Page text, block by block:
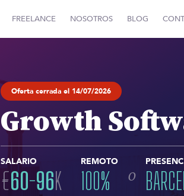
FREELANCE NOSOTROS BLOG
Oferta cerrada el 14/07/2026
Growth
SALARIO
€60-96K
REMOTO
100% o